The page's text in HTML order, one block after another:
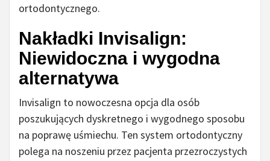
ortodontycznego.
Nakładki Invisalign:
Niewidoczna i wygodna
alternatywa
Invisalign to nowoczesna opcja dla osób
poszukujących dyskretnego i wygodnego sposobu
na poprawę uśmiechu. Ten system ortodontyczny
polega na noszeniu przez pacjenta przezroczystych